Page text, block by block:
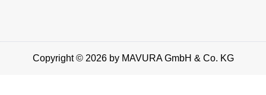
Copyright © 2026 by MAVURA GmbH & Co. KG